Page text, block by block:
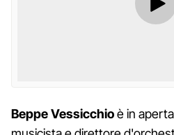
BeppeVessicchioè in